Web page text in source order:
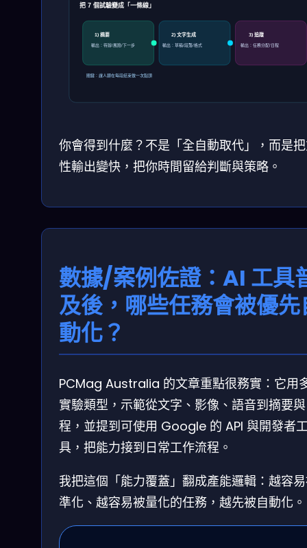
把 7 個試驗變成「一條線」
1) 摘要
輸出：待辦/風險/下一步
2) 文字生成
輸出：草稿/段落/格式
3) 追蹤
輸出：任務分配/日程
關鍵：讓人類在每段結束做一次點頭
你會得到什麼？不是「全自動取代」，而是
性輸出變快，把你時間留給判斷與策略。
數據/案例佐證：AI 工具
及後，哪些任務會被優先
動化？
PCMag Australia 的文章重點很務實：它用
實驗類型，示範從文字、影像、語音到摘要
程，並提到可使用 Google 的 API 與開發者
具，把能力接到日常工作流程。
我把這個「能力覆蓋」翻成產能邏輯：越容
準化、越容易被量化的任務，越先被自動化。